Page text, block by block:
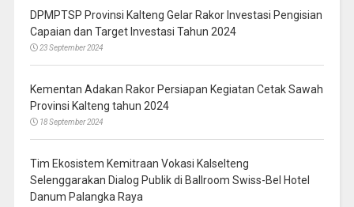
DPMPTSP Provinsi Kalteng Gelar Rakor Investasi Pengisian
Capaian dan Target Investasi Tahun 2024
23 September 2024
Kementan Adakan Rakor Persiapan Kegiatan Cetak Sawah
Provinsi Kalteng tahun 2024
18 September 2024
Tim Ekosistem Kemitraan Vokasi Kalselteng
Selenggarakan Dialog Publik di Ballroom Swiss-Bel Hotel
Danum Palangka Raya